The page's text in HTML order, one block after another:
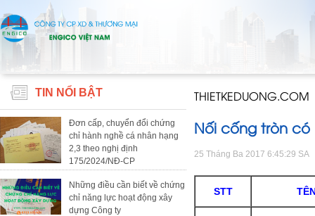
TIN NỔI BẬT
Đơn cấp, chuyển đổi chứng
chỉ hành nghề cá nhân hạng
2,3 theo nghị định
175/2024/NĐ-CP
Những điều cần biết về chứng
chỉ năng lực hoạt động xây
dựng Công ty
THIETKEDUONG.COM
Nối cống tròn có
25 Tháng Ba 2017 6:45:29 SA
STT